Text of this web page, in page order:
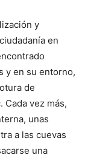
y
en
y en su entorno,
de
vez más,
unas
a las cuevas
una